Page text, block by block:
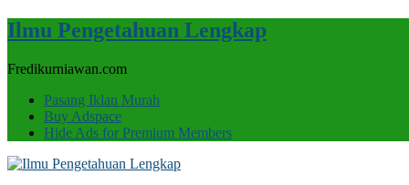
Ilmu Pengetahuan Lengkap
Fredikurniawan.com
Pasang Iklan Murah
Buy Adspace
Hide Ads for Premium Members